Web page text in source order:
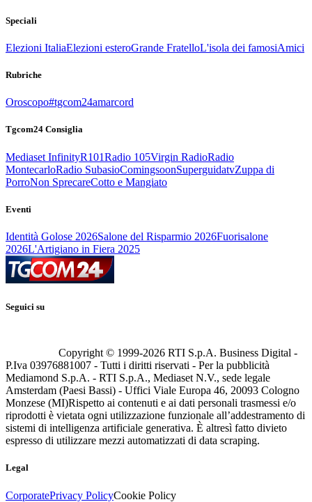
Speciali
Elezioni ItaliaElezioni esteroGrande FratelloL'isola dei famosiAmici
Rubriche
Oroscopo#tgcom24amarcord
Tgcom24 Consiglia
Mediaset InfinityR101Radio 105Virgin RadioRadio
MontecarloRadio SubasioComingsoonSuperguidatvZuppa di
PorroNon SprecareCotto e Mangiato
Eventi
Identità Golose 2026Salone del Risparmio 2026Fuorisalone
2026L'Artigiano in Fiera 2025
Seguici su
Copyright © 1999-2026 RTI S.p.A. Business Digital -
P.Iva 03976881007 - Tutti i diritti riservati - Per la pubblicità
Mediamond S.p.A. - RTI S.p.A., Mediaset N.V., sede legale
Amsterdam (Paesi Bassi) - Uffici Viale Europa 46, 20093 Cologno
Monzese (MI)Rispetto ai contenuti e ai dati personali trasmessi e/o
riprodotti è vietata ogni utilizzazione funzionale all’addestramento di
sistemi di intelligenza artificiale generativa. È altresì fatto divieto
espresso di utilizzare mezzi automatizzati di data scraping.
Legal
CorporatePrivacy PolicyCookie Policy